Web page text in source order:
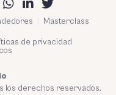
Masterclass
de privacidad
los derechos reservados.